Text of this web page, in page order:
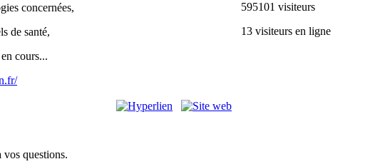
concernées,
de santé,
cours...
vos questions.
595101 visiteurs
13 visiteurs en ligne